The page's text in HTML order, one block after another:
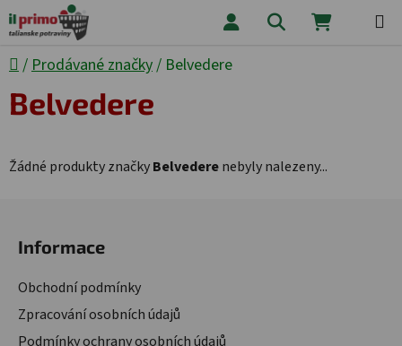
Přejít na obsah Hledat
Domů
/ Prodávané značky/ Belvedere
Belvedere
Žádné produkty značkyBelvederenebyly nalezeny...
Informace
Obchodní podmínky
Zpracování osobních údajů
Podmínky ochrany osobních údajů